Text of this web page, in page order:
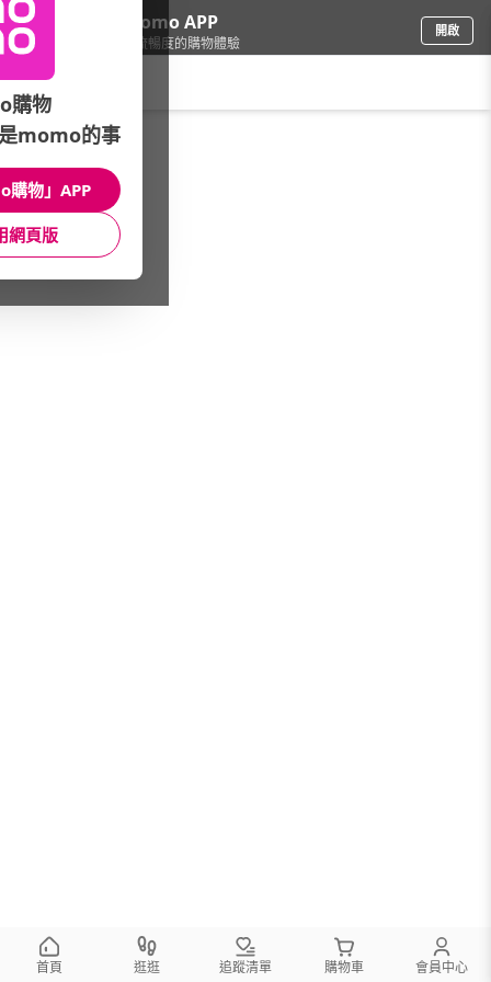
下載momo APP
給你3倍流暢度的購物體驗
開啟
品牌旗艦/Sony/
館長推薦 月銷量
首頁 逛逛 追蹤清單 購物車 會員中心
購物
momo的事
購物」APP
網頁版